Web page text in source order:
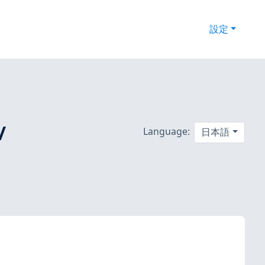
設定
Language: 日本語